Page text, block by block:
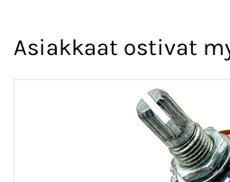
Asiakkaat ostivat